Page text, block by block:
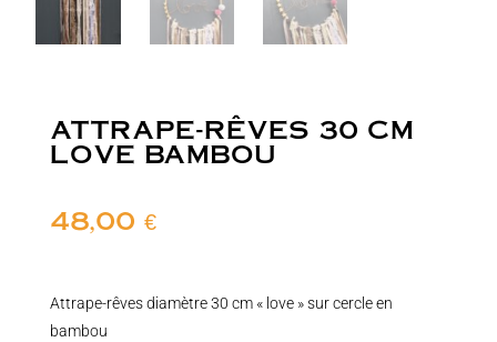
ATTRAPE-RÊVES 30 CM
LOVE BAMBOU
48,00 €
Attrape-rêves diamètre 30 cm « love » sur cercle en
bambou